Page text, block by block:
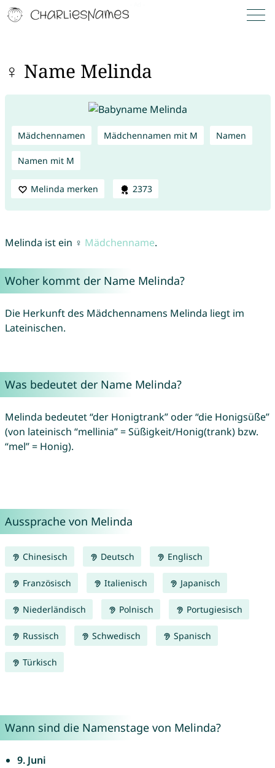
♀ Name Melinda
Mädchennamen Mädchennamen mit M Namen
Namen mit M
Melinda merken 2373
Melinda ist ein ♀ Mädchenname.
Woher kommt der Name Melinda?
Die Herkunft des Mädchennamens Melinda liegt im
Lateinischen.
Was bedeutet der Name Melinda?
Melinda bedeutet “der Honigtrank” oder “die Honigsüße”
(von lateinisch “mellinia” = Süßigkeit/Honig(trank) bzw.
“mel” = Honig).
Aussprache von Melinda
Chinesisch Deutsch Englisch
Französisch Italienisch Japanisch
Niederländisch Polnisch Portugiesisch
Russisch Schwedisch Spanisch
Türkisch
Wann sind die Namenstage von Melinda?
9. Juni